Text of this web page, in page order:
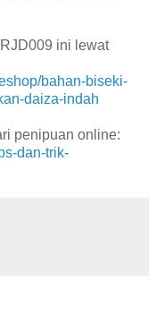
ini lewat
bahan-biseki-
daiza-indah
penipuan online:
dan-trik-